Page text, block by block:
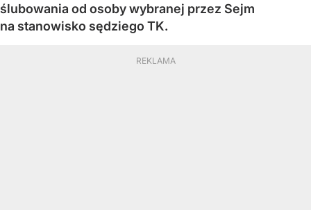
ślubowania od osoby wybranej przez Sejm
na stanowisko sędziego TK.